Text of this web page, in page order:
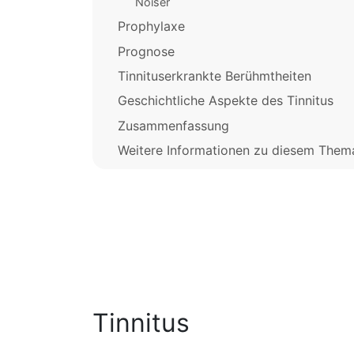
Prophylaxe
Prognose
Tinnituserkrankte Berühmtheiten
Geschichtliche Aspekte des Tinnitus
Zusammenfassung
Weitere Informationen zu diesem
Tinnitus